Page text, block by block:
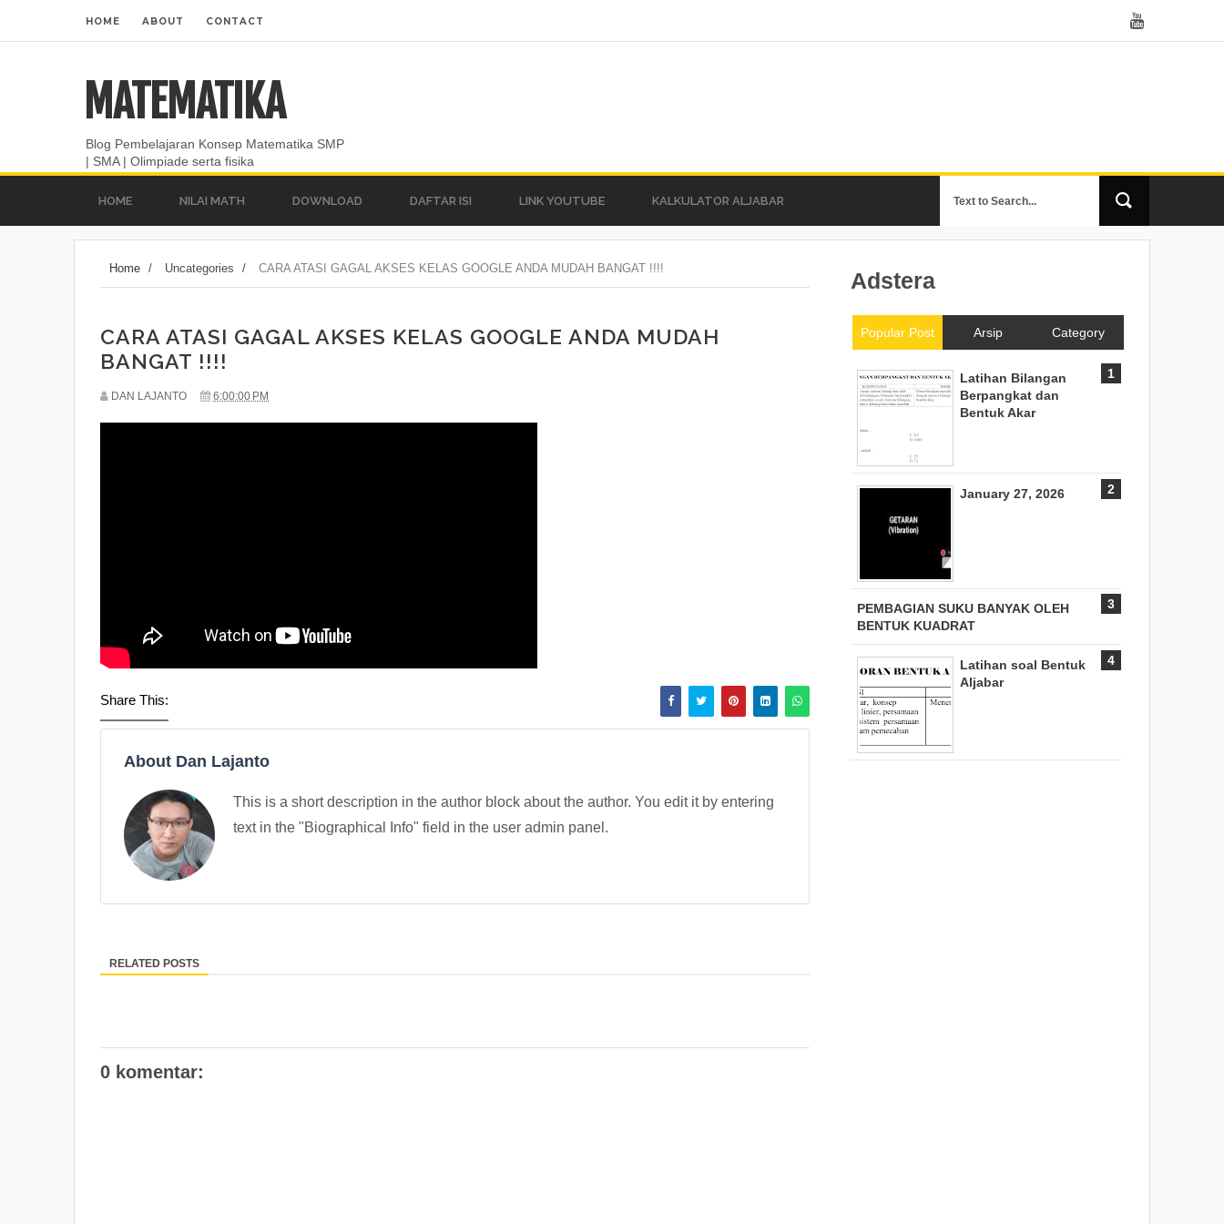
HOME ABOUT CONTACT
MATEMATIKA
Blog Pembelajaran Konsep Matematika SMP
| SMA | Olimpiade serta fisika
HOME NILAI MATH DOWNLOAD DAFTAR ISI LINK YOUTUBE KALKULATOR ALJABAR
Home / Uncategories / CARA ATASI GAGAL AKSES KELAS GOOGLE ANDA MUDAH BANGAT !!!!
CARA ATASI GAGAL AKSES KELAS GOOGLE ANDA MUDAH
BANGAT !!!!
DAN LAJANTO 6:00:00 PM
Share This:
About Dan Lajanto
This is a short description in the author block about the author. You edit it by entering
text in the "Biographical Info" field in the user admin panel.
RELATED POSTS
0 komentar:
Adstera
Popular Post Arsip Category
Latihan Bilangan
Berpangkat dan
Bentuk Akar
January 27, 2026
PEMBAGIAN SUKU BANYAK OLEH
BENTUK KUADRAT
Latihan soal Bentuk
Aljabar